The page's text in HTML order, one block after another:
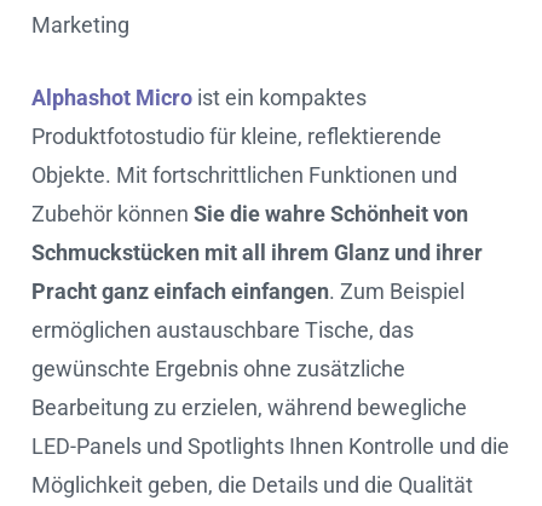
Marketing
Alphashot Micro ist ein kompaktes
Produktfotostudio für kleine, reflektierende
Objekte. Mit fortschrittlichen Funktionen und
Zubehör können Sie die wahre Schönheit von
Schmuckstücken mit all ihrem Glanz und ihrer
Pracht ganz einfach einfangen. Zum Beispiel
ermöglichen austauschbare Tische, das
gewünschte Ergebnis ohne zusätzliche
Bearbeitung zu erzielen, während bewegliche
LED-Panels und Spotlights Ihnen Kontrolle und die
Möglichkeit geben, die Details und die Qualität